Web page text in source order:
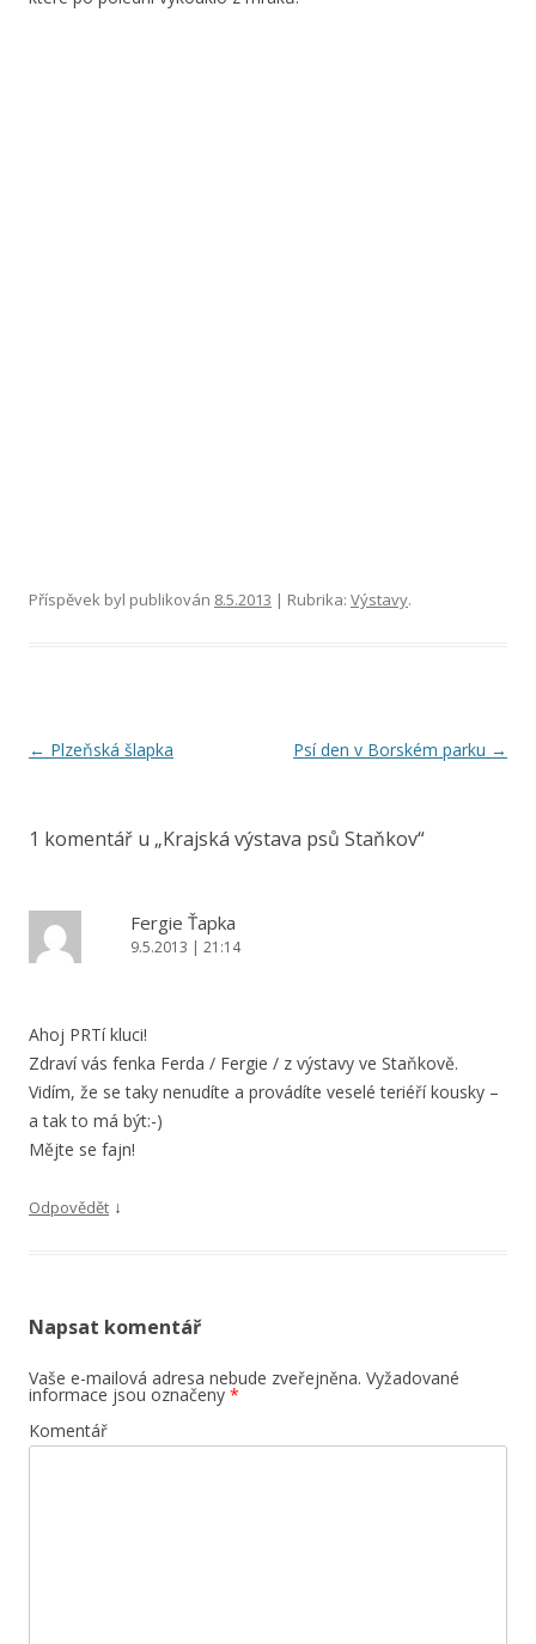
Příspěvek byl publikován 8.5.2013 | Rubrika: Výstavy.
Navigace
← Plzeňská šlapka Psí den v Borském parku →
1 komentář u „Krajská výstava psů Staňkov“
Fergie Ťapka
9.5.2013 | 21:14
Ahoj PRTí kluci!
Zdraví vás fenka Ferda / Fergie / z výstavy ve Staňkově.
Vidím, že se taky nenudíte a provádíte veselé teriéří kousky –
a tak to má být:-)
Mějte se fajn!
Odpovědět ↓
Napsat komentář
Vaše e-mailová adresa nebude zveřejněna. Vyžadované
informace jsou označeny *
Komentář